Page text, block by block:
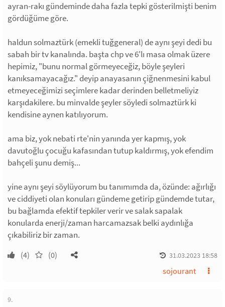
ayran-rakı gündeminde daha fazla tepki gösterilmişti benim
gördüğüme göre.
haldun solmaztürk (emekli tuğgeneral) de aynı şeyi dedi bu
sabah bir tv kanalında. başta chp ve 6'lı masa olmak üzere
hepimiz, "bunu normal görmeyeceğiz, böyle şeyleri
kanıksamayacağız." deyip anayasanın çiğnenmesini kabul
etmeyeceğimizi seçimlere kadar derinden belletmeliyiz
karşıdakilere. bu minvalde şeyler söyledi solmaztürk ki
kendisine aynen katılıyorum.
ama biz, yok nebati rte'nin yanında yer kapmış, yok
davutoğlu çocuğu kafasından tutup kaldırmış, yok efendim
bahçeli şunu demiş...
yine aynı şeyi söylüyorum bu tanımımda da, özünde: ağırlığı
ve ciddiyeti olan konuları gündeme getirip gündemde tutar,
bu bağlamda efektif tepkiler verir ve salak sapalak
konularda enerji/zaman harcamazsak belki aydınlığa
çıkabiliriz bir zaman.
(4) (0) 31.03.2023 18:58
sojourant
9.